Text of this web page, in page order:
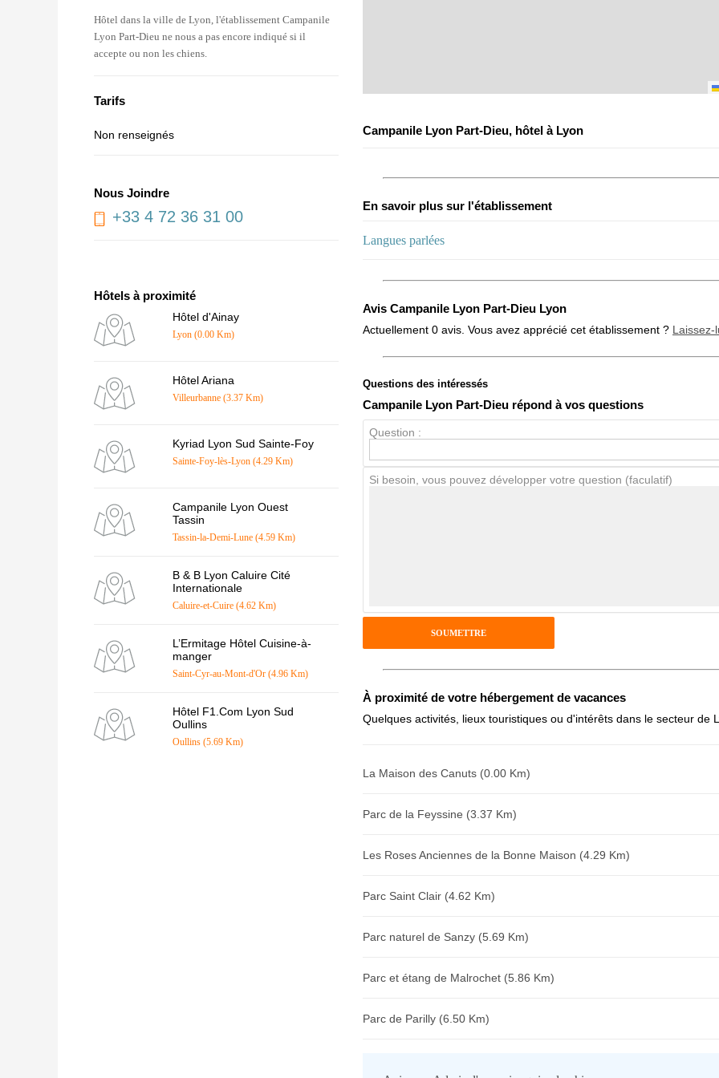
Hôtel dans la ville de Lyon, l'établissement Campanile
Lyon Part-Dieu ne nous a pas encore indiqué si il
accepte ou non les chiens.
Tarifs
Non renseignés
Nous Joindre
+33 4 72 36 31 00
Hôtels à proximité
Hôtel d'Ainay
Lyon (0.00 Km)
Hôtel Ariana
Villeurbanne (3.37 Km)
Kyriad Lyon Sud Sainte-Foy
Sainte-Foy-lès-Lyon (4.29 Km)
Campanile Lyon Ouest
Tassin
Tassin-la-Demi-Lune (4.59 Km)
B & B Lyon Caluire Cité
Internationale
Caluire-et-Cuire (4.62 Km)
L’Ermitage Hôtel Cuisine-à-
manger
Saint-Cyr-au-Mont-d'Or (4.96 Km)
Hôtel F1.Com Lyon Sud
Oullins
Oullins (5.69 Km)
Campanile Lyon Part-Dieu, hôtel à Lyon
En savoir plus sur l'établissement
Langues parlées
Avis Campanile Lyon Part-Dieu Lyon
Actuellement 0 avis. Vous avez apprécié cet établissement ? Laissez-
Note globale
Avis Clients
Antispam - Combien font 7x4 (en chiffres) :
Avis sur l'établissement :
Questions des intéressés
Campanile Lyon Part-Dieu répond à vos questions
Question :
Si besoin, vous pouvez développer votre question (faculatif)
À proximité de votre hébergement de vacances
Quelques activités, lieux touristiques ou d'intérêts dans le secteur de
La Maison des Canuts (0.00 Km)
Parc de la Feyssine (3.37 Km)
Les Roses Anciennes de la Bonne Maison (4.29 Km)
Parc Saint Clair (4.62 Km)
Parc naturel de Sanzy (5.69 Km)
Parc et étang de Malrochet (5.86 Km)
Parc de Parilly (6.50 Km)